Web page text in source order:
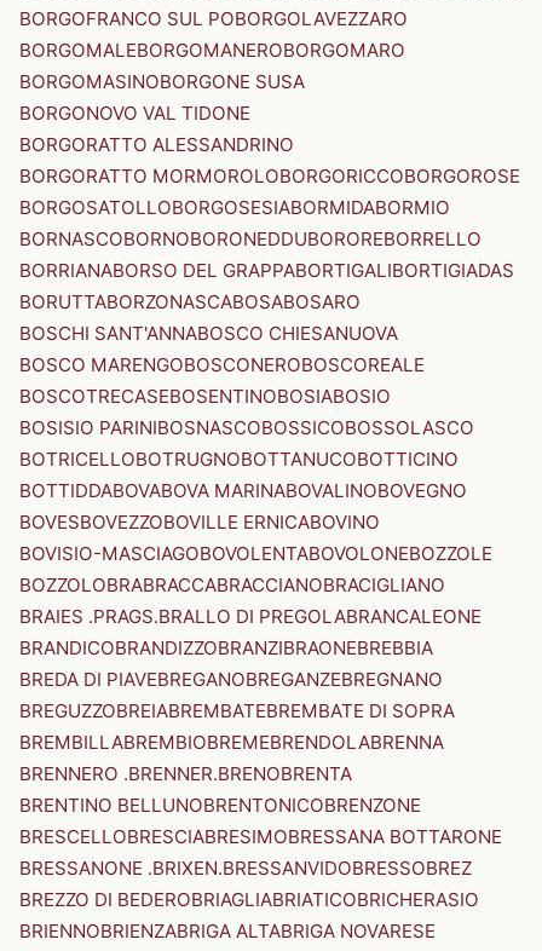
BORGOFRANCO SUL POBORGOLAVEZZARO
BORGOMALEBORGOMANEROBORGOMARO
BORGOMASINOBORGONE SUSA
BORGONOVO VAL TIDONE
BORGORATTO ALESSANDRINO
BORGORATTO MORMOROLOBORGORICCOBORGOROSE
BORGOSATOLLOBORGOSESIABORMIDABORMIO
BORNASCOBORNOBORONEDDUBOROREBORRELLO
BORRIANABORSO DEL GRAPPABORTIGALIBORTIGIADAS
BORUTTABORZONASCABOSABOSARO
BOSCHI SANT'ANNABOSCO CHIESANUOVA
BOSCO MARENGOBOSCONEROBOSCOREALE
BOSCOTRECASEBOSENTINOBOSIABOSIO
BOSISIO PARINIBOSNASCOBOSSICOBOSSOLASCO
BOTRICELLOBOTRUGNOBOTTANUCOBOTTICINO
BOTTIDDABOVABOVA MARINABOVALINOBOVEGNO
BOVESBOVEZZOBOVILLE ERNICABOVINO
BOVISIO-MASCIAGOBOVOLENTABOVOLONEBOZZOLE
BOZZOLOBRABRACCABRACCIANOBRACIGLIANO
BRAIES .PRAGS.BRALLO DI PREGOLABRANCALEONE
BRANDICOBRANDIZZOBRANZIBRAONEBREBBIA
BREDA DI PIAVEBREGANOBREGANZEBREGNANO
BREGUZZOBREIABREMBATEBREMBATE DI SOPRA
BREMBILLABREMBIOBREMEBRENDOLABRENNA
BRENNERO .BRENNER.BRENOBRENTA
BRENTINO BELLUNOBRENTONICOBRENZONE
BRESCELLOBRESCIABRESIMOBRESSANA BOTTARONE
BRESSANONE .BRIXEN.BRESSANVIDOBRESSOBREZ
BREZZO DI BEDEROBRIAGLIABRIATICOBRICHERASIO
BRIENNOBRIENZABRIGA ALTABRIGA NOVARESE